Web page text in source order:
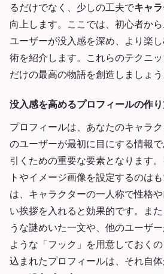
るだけでなく、少しの工夫でキャ
向上します。ここでは、初心者か
ユーザーが没入感を深め、より楽
術を紹介します。これらのテクニ
だけの最高の物語を創造しましょう
没入感を高めるプロフィールの作
プロフィールは、あなたのキャラ
のユーザーが最初に目にする情報
引くための重要な要素となります
トやイメージ画像を設定するのは
は、キャラクターの一人称で性格
い挨拶を入れると効果的です。ま
うな謎めいた一文や、他のユーザ
ような「フック」を用意しておく
込まれたプロフィールは、それ自